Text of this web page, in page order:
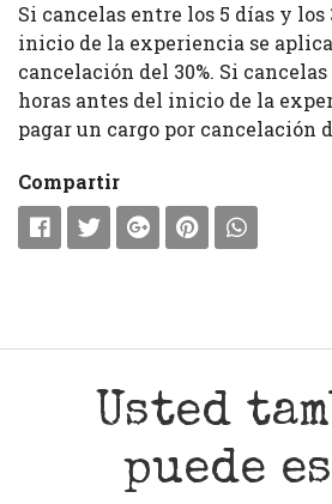
Si cancelas entre los 5 días y los
inicio de la experiencia se
cancelación del 30%. Si
horas antes del inicio de la
pagar un cargo por cancelación
Compartir
Usted
puede